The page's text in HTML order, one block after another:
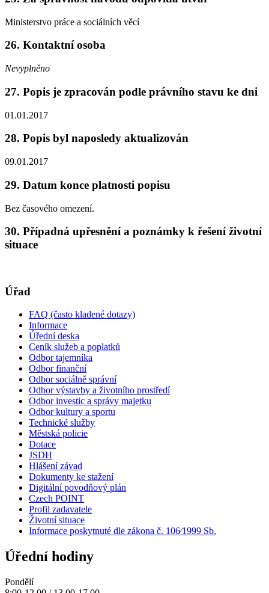
Ministerstvo práce a sociálních věcí
26. Kontaktní osoba
Nevyplněno
27. Popis je zpracován podle právního stavu ke dni
01.01.2017
28. Popis byl naposledy aktualizován
09.01.2017
29. Datum konce platnosti popisu
Bez časového omezení.
30. Případná upřesnění a poznámky k řešení životní
situace
Úřad
FAQ (často kladené dotazy)
Informace
Úřední deska
Ceník služeb a poplatků
Odbor tajemníka
Odbor finanční
Odbor sociálně správní
Odbor výstavby a životního prostředí
Odbor investic a správy majetku
Odbor kultury a sportu
Technické služby
Městská policie
Dotace
JSDH
Hlášení závad
Dokumenty ke stažení
Digitální povodňový plán
Czech POINT
Profil zadavatele
Životní situace
Informace poskytnuté dle zákona č. 106⁄1999 Sb.
Úřední hodiny
Pondělí